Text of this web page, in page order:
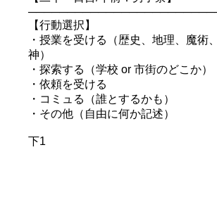
【行動選択】
・授業を受ける（歴史、地理、魔術
神）
・探索する（学校 or 市街のどこか）
・依頼を受ける
・コミュる（誰とするかも）
・その他（自由に何か記述）
下1